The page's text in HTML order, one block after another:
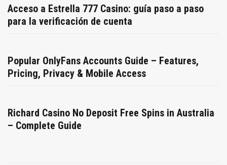
Acceso a Estrella 777 Casino: guía paso a paso
para la verificación de cuenta
Popular OnlyFans Accounts Guide – Features,
Pricing, Privacy & Mobile Access
Richard Casino No Deposit Free Spins in Australia
– Complete Guide